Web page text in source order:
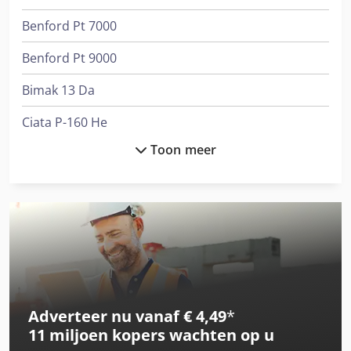
Benford Pt 7000
Benford Pt 9000
Bimak 13 Da
Ciata P-160 He
International 1246
International 1586
International 433
International 844
International 844 S
Toon meer
Adverteer nu vanaf € 4,49*
11 miljoen koperswachten op u